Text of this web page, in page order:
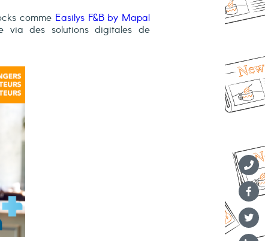
comme Easilys F&B by Mapal
via des solutions digitales de